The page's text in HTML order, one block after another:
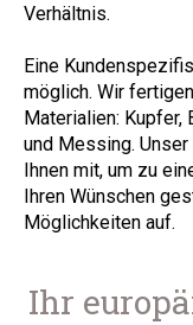
Verhältnis.
Eine
möglich. Wir
Materialien: Kupfer,
und Messing.
Ihnen mit, um zu
Ihren Wünschen
Möglichkeiten auf.
Ihr